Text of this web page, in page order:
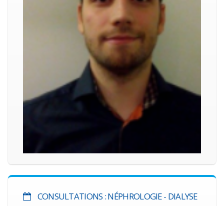
CONSULTATIONS : NÉPHROLOGIE - DIALYSE